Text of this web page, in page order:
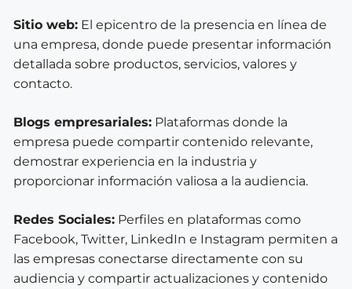
Sitio web: El epicentro de la presencia en línea de
una empresa, donde puede presentar información
detallada sobre productos, servicios, valores y
contacto.
Blogs empresariales: Plataformas donde la
empresa puede compartir contenido relevante,
demostrar experiencia en la industria y
proporcionar información valiosa a la audiencia.
Redes Sociales: Perfiles en plataformas como
Facebook, Twitter, LinkedIn e Instagram permiten a
las empresas conectarse directamente con su
audiencia y compartir actualizaciones y contenido